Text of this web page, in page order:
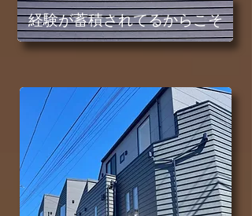
経験が蓄積されてるからこそ